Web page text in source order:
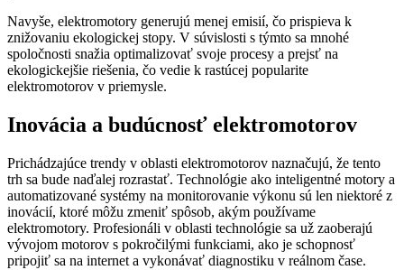
Navyše, elektromotory generujú menej emisií, čo prispieva k
znižovaniu ekologickej stopy. V súvislosti s týmto sa mnohé
spoločnosti snažia optimalizovať svoje procesy a prejsť na
ekologickejšie riešenia, čo vedie k rastúcej popularite
elektromotorov v priemysle.
Inovácia a budúcnosť elektromotorov
Prichádzajúce trendy v oblasti elektromotorov naznačujú, že tento
trh sa bude naďalej rozrastať. Technológie ako inteligentné motory a
automatizované systémy na monitorovanie výkonu sú len niektoré z
inovácií, ktoré môžu zmeniť spôsob, akým používame
elektromotory. Profesionáli v oblasti technológie sa už zaoberajú
vývojom motorov s pokročilými funkciami, ako je schopnosť
pripojiť sa na internet a vykonávať diagnostiku v reálnom čase.